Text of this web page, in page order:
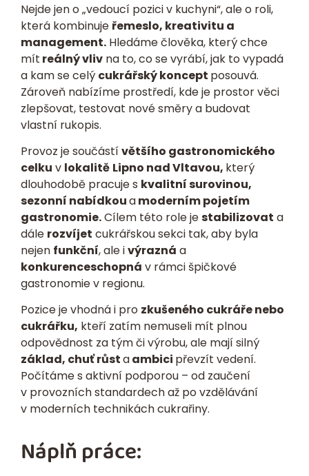
Nejde jen o „vedoucí pozici v kuchyni“, ale o roli,
která kombinuje řemeslo, kreativitu a
management. Hledáme člověka, který chce
mít reálný vliv na to, co se vyrábí, jak to vypadá
a kam se celý cukrářský koncept posouvá.
Zároveň nabízíme prostředí, kde je prostor věci
zlepšovat, testovat nové směry a budovat
vlastní rukopis.
Provoz je součástívětšího gastronomického
celku v lokalitě Lipno nad Vltavou, který
dlouhodobě pracuje s kvalitní surovinou,
sezonní nabídkouamoderním pojetím
gastronomie.Cílem této role jestabilizovat a
dále rozvíjet cukrářskou sekci tak, aby byla
nejen funkční, ale ivýrazná a
konkurenceschopná v rámci špičkové
gastronomie v regionu.
Pozice je vhodná i pro zkušeného cukráře nebo
cukrářku, kteří zatím nemuseli mít plnou
odpovědnost za tým či výrobu, ale mají silný
základ, chuť růstaambici převzít vedení.
Počítáme s aktivní podporou – od zaučení
v provozních standardech až po vzdělávání
v moderních technikách cukrařiny.
Náplň práce: